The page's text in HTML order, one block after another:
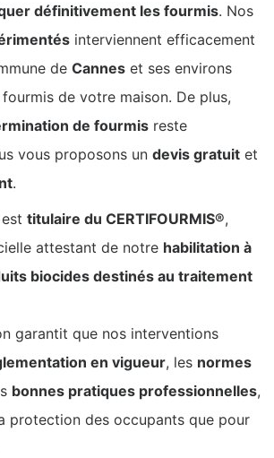
définitivement les fourmis. Nos
interviennent efficacement
de Cannes et ses environs
de votre maison. De plus,
de fourmis reste
vous proposons un devis gratuit et
.
titulaire du CERTIFOURMIS®,
attestant de notre habilitation à
biocides destinés au traitement
garantit que nos interventions
en vigueur, les normes
bonnes pratiques professionnelles,
protection des occupants que pour